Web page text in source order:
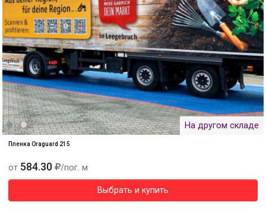
На другом складе
Пленка Oraguard 215
от 584.30 /пог. м
Выбрать и купить